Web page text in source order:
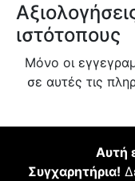
ιστότοπους
Μόνο οι
σε αυτές τις
Αυτή
Συγχαρητήρια!